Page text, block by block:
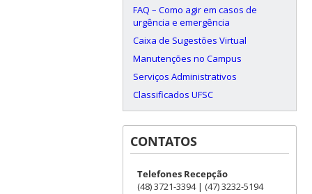
FAQ – Como agir em casos de
urgência e emergência
Caixa de Sugestões Virtual
Manutenções no Campus
Serviços Administrativos
Classificados UFSC
CONTATOS
Telefones Recepção
(48) 3721-3394 | (47) 3232-5194